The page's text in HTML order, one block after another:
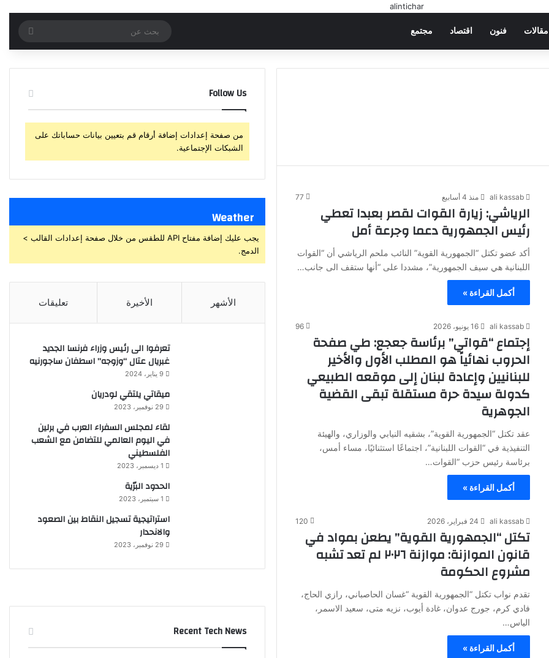
مقالات فنون اقتصاد مجتمع
عن
ali kassab منذ 4 أسابيع 77
الرياشي: زيارة القوات لقصر بعبدا تعطي
رئيس الجمهورية دعما وجرعة أمل
أكد عضو تكتل “الجمهورية القوية” النائب ملحم الرياشي أن “القوات
اللبنانية هي سيف الجمهورية”، مشددا على “أنها ستقف الى جانب…
أكمل القراءة »
ali kassab 16 يونيو، 2026 96
إجتماع “قواتي” برئاسة جعجع: طي صفحة
الحروب نهائياً هو المطلب الأول والأخير
للبنانيين وإعادة لبنان إلى موقعه الطبيعي
كدولة سيدة حرة مستقلة تبقى القضية
الجوهرية
عقد تكتل “الجمهورية القوية”، بشقيه النيابي والوزاري، والهيئة
التنفيذية في “القوات اللبنانية”، اجتماعًا استثنائيًا، مساء أمس،
برئاسة رئيس حزب “القوات…
أكمل القراءة »
ali kassab 24 فبراير، 2026 120
تكتل “الجمهورية القوية” يطعن بمواد في
قانون الموازنة: موازنة ٢٠٢٦ لم تعد تشبه
مشروع الحكومة
تقدم نواب تكتل “الجمهورية القوية “غسان الحاصباني، رازي الحاج،
فادي كرم، جورج عدوان، غادة أيوب، نزيه متى، سعيد الاسمر،
الياس…
أكمل القراءة »
Follow Us
من صفحة إعدادات إضافة أرقام قم بتعيين بيانات حساباتك على
الشبكات الإجتماعية.
Weather
يجب عليك إضافة مفتاح API للطقس من خلال صفحة إعدادات القالب >
الدمج.
الأشهر الأخيرة تعليقات
تعرفوا الى رئيس وزراء فرنسا الجديد
غبريال عتال “وزوجه” اسطفان ساجورنيه
9 يناير، 2024
ميقاتي يلتقي لودريان
29 نوفمبر، 2023
لقاء لمجلس السفراء العرب في برلين
في اليوم العالمي للتضامن مع الشعب
الفلسطيني
1 ديسمبر، 2023
الحدود البرّية
1 سبتمبر، 2023
استراتيجية تسجيل النقاط بين الصعود
والانحدار
29 نوفمبر، 2023
Recent Tech News